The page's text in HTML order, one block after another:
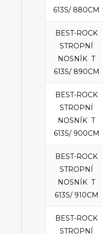
613S/ 880CM
BEST-ROCK
STROPNÍ
NOSNÍK T
613S/ 890CM
BEST-ROCK
STROPNÍ
NOSNÍK T
613S/ 900CM
BEST-ROCK
STROPNÍ
NOSNÍK T
613S/ 910CM
BEST-ROCK
STROPNÍ